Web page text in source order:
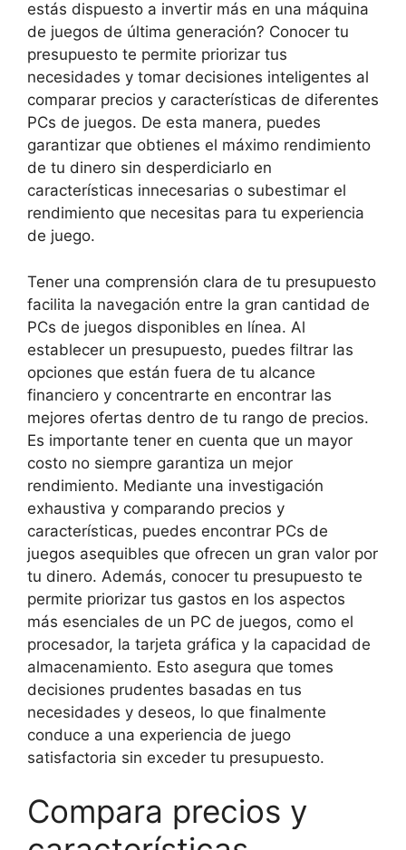
estás dispuesto a invertir más en una máquina
de juegos de última generación? Conocer tu
presupuesto te permite priorizar tus
necesidades y tomar decisiones inteligentes al
comparar precios y características de diferentes
PCs de juegos. De esta manera, puedes
garantizar que obtienes el máximo rendimiento
de tu dinero sin desperdiciarlo en
características innecesarias o subestimar el
rendimiento que necesitas para tu experiencia
de juego.
Tener una comprensión clara de tu presupuesto
facilita la navegación entre la gran cantidad de
PCs de juegos disponibles en línea. Al
establecer un presupuesto, puedes filtrar las
opciones que están fuera de tu alcance
financiero y concentrarte en encontrar las
mejores ofertas dentro de tu rango de precios.
Es importante tener en cuenta que un mayor
costo no siempre garantiza un mejor
rendimiento. Mediante una investigación
exhaustiva y comparando precios y
características, puedes encontrar PCs de
juegos asequibles que ofrecen un gran valor por
tu dinero. Además, conocer tu presupuesto te
permite priorizar tus gastos en los aspectos
más esenciales de un PC de juegos, como el
procesador, la tarjeta gráfica y la capacidad de
almacenamiento. Esto asegura que tomes
decisiones prudentes basadas en tus
necesidades y deseos, lo que finalmente
conduce a una experiencia de juego
satisfactoria sin exceder tu presupuesto.
Compara precios y